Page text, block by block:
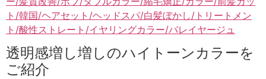
透明感増し増しのハイトーンカラーを
ご紹介